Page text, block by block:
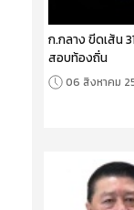
ก.กลาง ขีดเส้น
สอบท้องถิ่น
06 สิงหาคม